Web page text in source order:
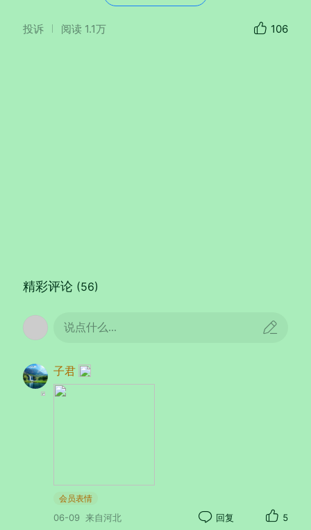
器材： Apple
iPhone 16 Plus
投诉 阅读 1.1万 106
精彩评论 (56)
说点什么...
子君
会员表情
06-09 来自河北 回复 5